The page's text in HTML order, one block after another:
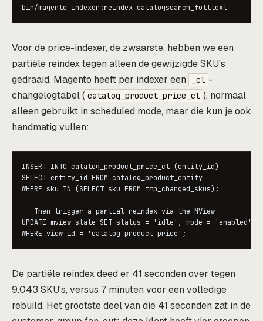
bin/magento indexer:reindex catalogsearch_fulltext
Voor de price-indexer, de zwaarste, hebben we een
partiële reindex tegen alleen de gewijzigde SKU's
gedraaid. Magento heeft per indexer een
_cl -
changelogtabel ( catalog_product_price_cl ), normaal
alleen gebruikt in scheduled mode, maar die kun je ook
handmatig vullen:
INSERT INTO catalog_product_price_cl (entity_id)
SELECT entity_id FROM catalog_product_entity
WHERE sku IN (SELECT sku FROM tmp_changed_skus);
-- Then trigger a partial reindex via the MView
UPDATE mview_state SET status = 'idle', mode = 'enabled'
WHERE view_id = 'catalog_product_price';
De partiële reindex deed er 41 seconden over tegen
9.043 SKU's, versus 7 minuten voor een volledige
rebuild. Het grootste deel van die 41 seconden zat in de